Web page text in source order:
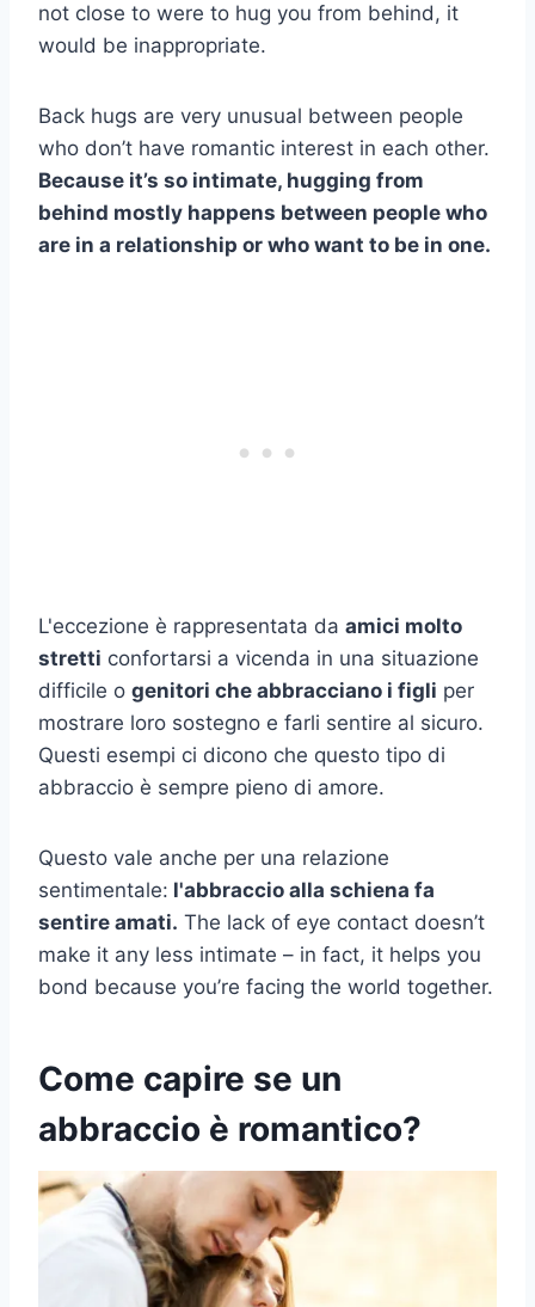
not close to were to hug you from behind, it
would be inappropriate.
Back hugs are very unusual between people
who don’t have romantic interest in each other.
Because it’s so intimate, hugging from
behind mostly happens between people who
are in a relationship or who want to be in one.
L'eccezione è rappresentata da amici molto
stretti confortarsi a vicenda in una situazione
difficile o genitori che abbracciano i figli per
mostrare loro sostegno e farli sentire al sicuro.
Questi esempi ci dicono che questo tipo di
abbraccio è sempre pieno di amore.
Questo vale anche per una relazione
sentimentale: l'abbraccio alla schiena fa
sentire amati. The lack of eye contact doesn’t
make it any less intimate – in fact, it helps you
bond because you’re facing the world together.
Come capire se un
abbraccio è romantico?